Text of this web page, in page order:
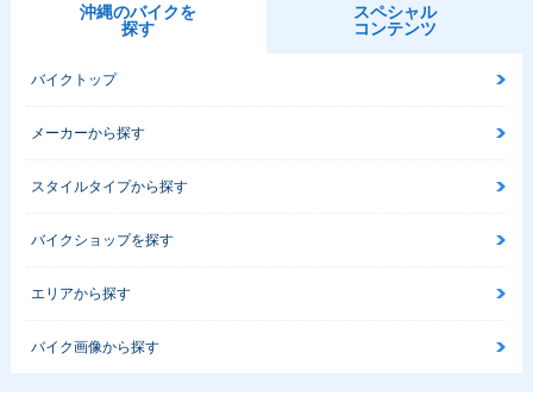
沖縄のバイクを
探す
スペシャル
コンテンツ
バイクトップ
メーカーから探す
スタイルタイプから探す
バイクショップを探す
エリアから探す
バイク画像から探す